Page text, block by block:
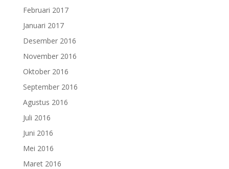
Februari 2017
Januari 2017
Desember 2016
November 2016
Oktober 2016
September 2016
Agustus 2016
Juli 2016
Juni 2016
Mei 2016
Maret 2016